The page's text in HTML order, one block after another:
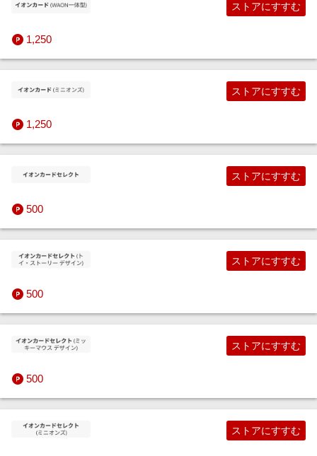
1,250
ストアにすすむ
1,250
ストアにすすむ
500
ストアにすすむ
500
ストアにすすむ
500
ストアにすすむ
ストアにすすむ